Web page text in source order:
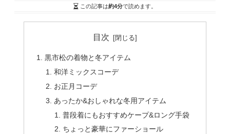
この記事は約4分で読めます。
目次
黒市松の着物と冬アイテム
和洋ミックスコーデ
お正月コーデ
あったか&おしゃれな冬用アイテム
普段着にもおすすめケープ&ロング手袋
ちょっと豪華にファーショール